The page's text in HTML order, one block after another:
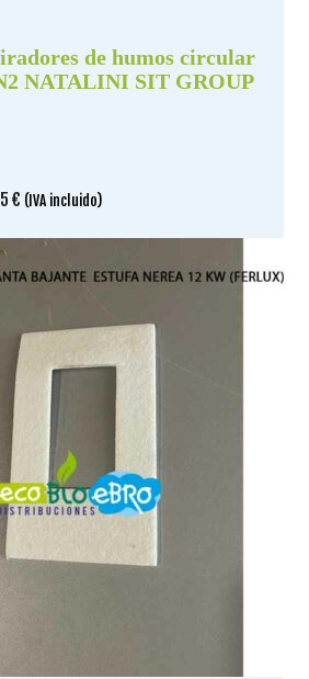
de humos circular
NATALINI SIT GROUP
€ (IVA incluido)